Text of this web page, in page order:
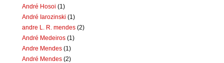
André Hosoi (1)
André Iarozinski (1)
andre L. R. mendes (2)
André Medeiros (1)
Andre Mendes (1)
André Mendes (2)